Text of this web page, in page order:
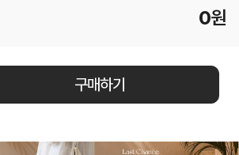
0원
구매하기